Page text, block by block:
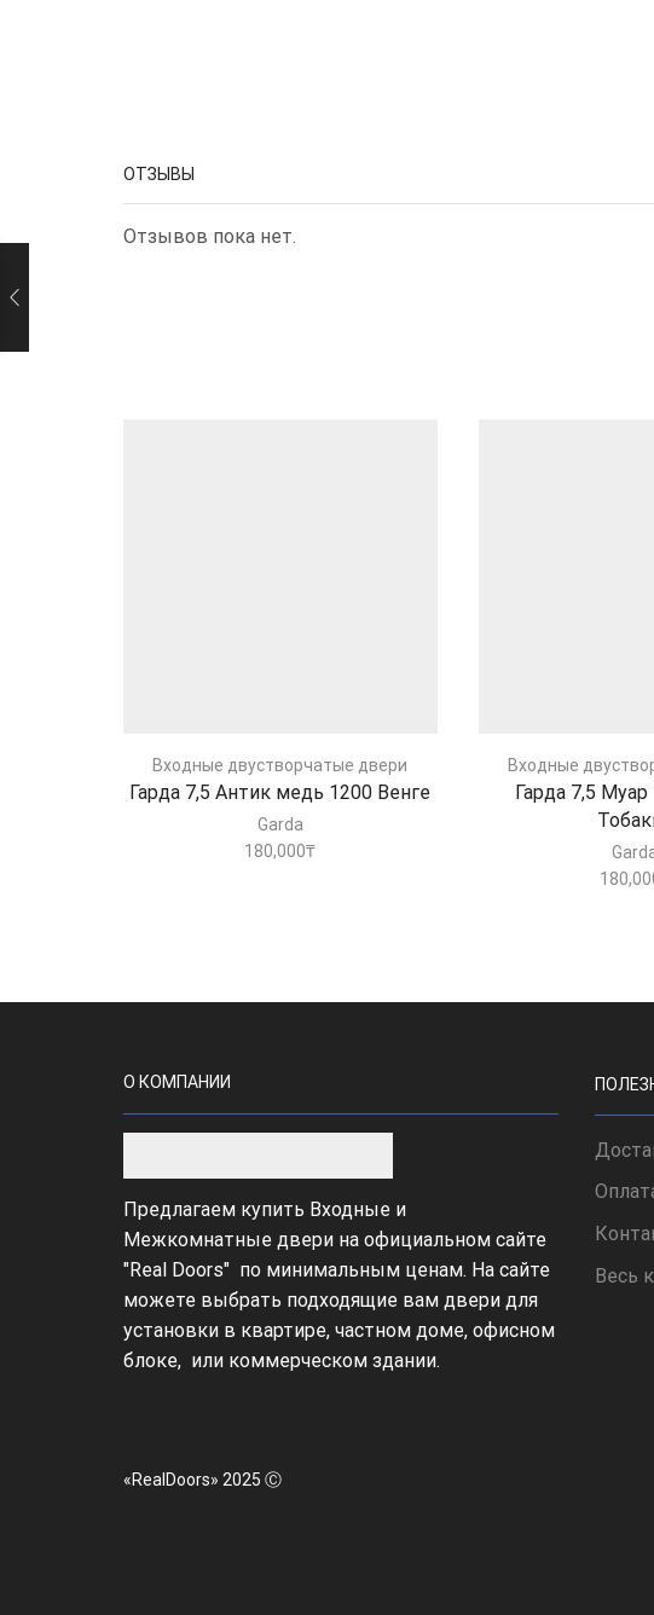
ОТЗЫВЫ
Отзывов пока нет.
Входные двустворчатые двери
Гарда 7,5 Антик медь 1200 Венге
Garda
180,000₸
Входные
Гарда 7,5
О КОМПАНИИ
Предлагаем купить Входные и
Межкомнатные двери на официальном сайте
"Real Doors" по минимальным ценам. На сайте
можете выбрать подходящие вам двери для
установки в квартире, частном доме, офисном
блоке, или коммерческом здании.
Весь
«RealDoors» 2025 Ⓒ